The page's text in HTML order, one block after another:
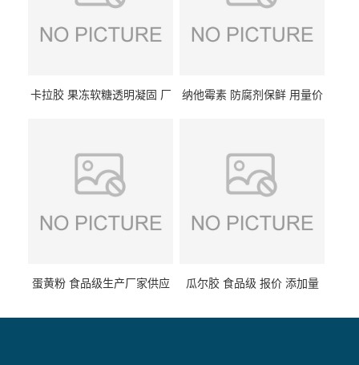
卡拉胶 果冻软糖透明凝固 厂
纳他霉素 防腐剂保鲜 用量价
蛋黄粉 食品级生产厂家供应 瓜尔胶 食品级 报价 添加量